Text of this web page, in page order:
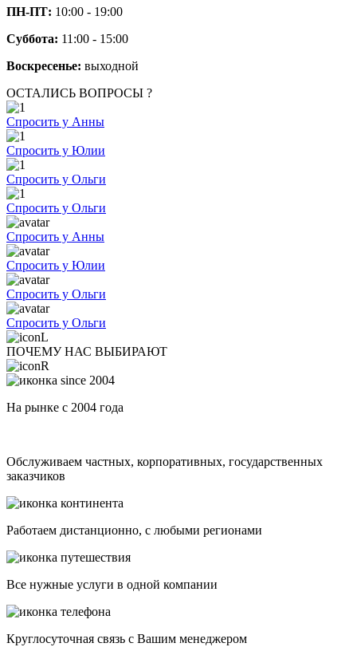
ПН-ПТ: 10:00 - 19:00
Суббота: 11:00 - 15:00
Воскресенье: выходной
ОСТАЛИСЬ ВОПРОСЫ ?
Спросить у Анны
Спросить у Юлии
Спросить у Ольги
Спросить у Ольги
Спросить у Анны
Спросить у Юлии
Спросить у Ольги
Спросить у Ольги
ПОЧЕМУ НАС ВЫБИРАЮТ
На рынке с 2004 года
Обслуживаем частных, корпоративных, государственных
заказчиков
Работаем дистанционно, с любыми регионами
Все нужные услуги в одной компании
Круглосуточная связь с Вашим менеджером